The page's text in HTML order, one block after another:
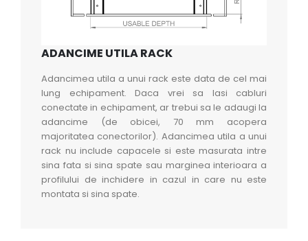
ADANCIME UTILA RACK
Adancimea utila a unui rack este data de cel mai
lung echipament. Daca vrei sa lasi cabluri
conectate in echipament, ar trebui sa le adaugi la
adancime (de obicei, 70 mm acopera
majoritatea conectorilor). Adancimea utila a unui
rack nu include capacele si este masurata intre
sina fata si sina spate sau marginea interioara a
profilului de inchidere in cazul in care nu este
montata si sina spate.